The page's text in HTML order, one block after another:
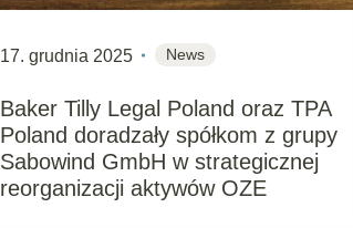
17. grudnia 2025 News
Baker Tilly Legal Poland oraz TPA
Poland doradzały spółkom z grupy
Sabowind GmbH w strategicznej
reorganizacji aktywów OZE